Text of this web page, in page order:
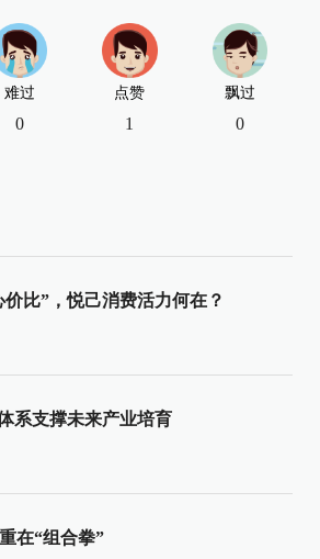
难过
0
点赞
1
飘过
0
价比”，悦己消费活力何在？
系支撑未来产业培育
在“组合拳”